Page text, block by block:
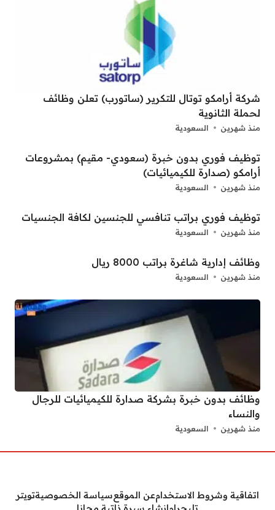
شركة أرامكو توتال للتكرير (ساتورب) تعلن وظائف
لحملة الثانوية
منذ شهرين السعودية
توظيف فوري بدون خبرة (سعودي- مقيم) بمشروعات
أرامكو (صدارة للكيميائيات)
منذ شهرين السعودية
توظيف فوري براتب تنافسي للجنسين لكافة الجنسيات
منذ شهرين السعودية
وظائف إدارية شاغرة براتب 8000 ريال
منذ شهرين السعودية
وظائف بدون خبرة بشركة صدارة للكيميائيات للرجال
والنساء
منذ شهرين السعودية
اتفاقية وشروط الاستخدامعن الموقعسياسة الخصوصيةتويتر